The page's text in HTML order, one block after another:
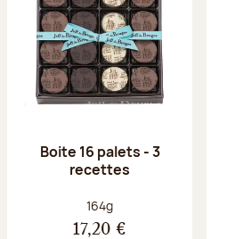
Boite 16 palets - 3
recettes
Poids net :
164g
17,20 €